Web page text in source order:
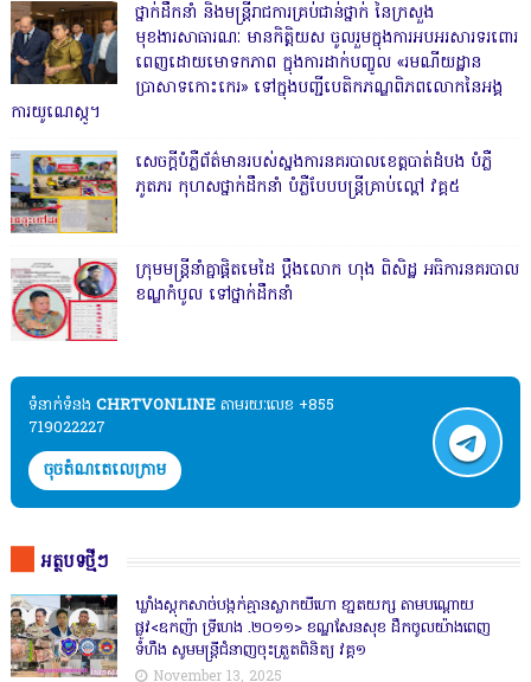
ថ្នាក់ដឹកនាំ និងមន្ត្រីរាជការគ្រប់ជាន់ថ្នាក់ នៃក្រសួង
មុខងារសាធារណៈ មានកិត្តិយស ចូលរួមក្នុងការអបអរសារទរពោរ
ពេញដោយមោទកភាព ក្នុងការដាក់បញ្ចូល «រមណីយដ្ឋាន
ប្រាសាទកោះកេរ» ទៅក្នុងបញ្ជីបេតិកភណ្ឌពិភពលោកនៃអង្គ
ការយូណេស្កូ។
សេចក្តីបំភ្លឺព័ត៌មានរបស់ស្នងការនគរបាលខេត្តបាត់ដំបង បំភ្លឺ
ភូតភរ កុហសថ្នាក់ដឹកនាំ បំភ្លឺបែបបន្ត្រីគ្រាប់ល្ពៅ វគ្គ៥
ក្រុមមន្ត្រីនាំគ្នាផ្ដិតមេដៃ ប្ដឹងលោក ហុង ពិសិដ្ឋ អធិការនគរបាល
ខណ្ឌកំបូល ទៅថ្នាក់ដឹកនាំ
ទំនាក់ទំនង​​ CHRTVONLINE តាមរយៈលេខ +855
719022227
ចុចតំណតេលេក្រាម
អត្ថបទថ្មីៗ
ឃ្លាំងស្តុកសាច់បង្កក់គ្មានស្លាកយីហោ ខា្នតយក្ស តាមបណ្តោយ
ផ្លូវ<ឧកញ៉ា ទ្រីហេង .២០១១> ខណ្ឌសែនសុខ ដឹកចូលយ៉ាងពេញ
ទំហឹង សូមមន្ត្រីជំនាញចុះត្រួតពិនិត្យ វគ្គ១
November 13, 2025